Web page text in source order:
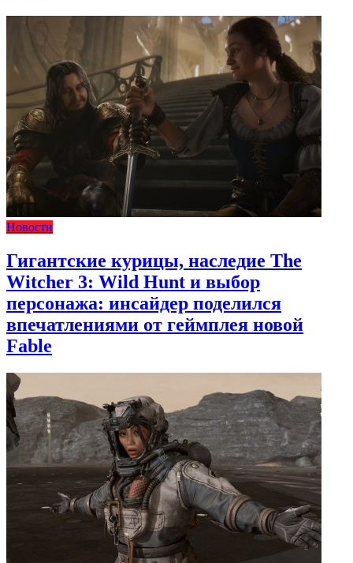
Новости
Гигантские курицы, наследие The
Witcher 3: Wild Hunt и выбор
персонажа: инсайдер поделился
впечатлениями от геймплея новой
Fable